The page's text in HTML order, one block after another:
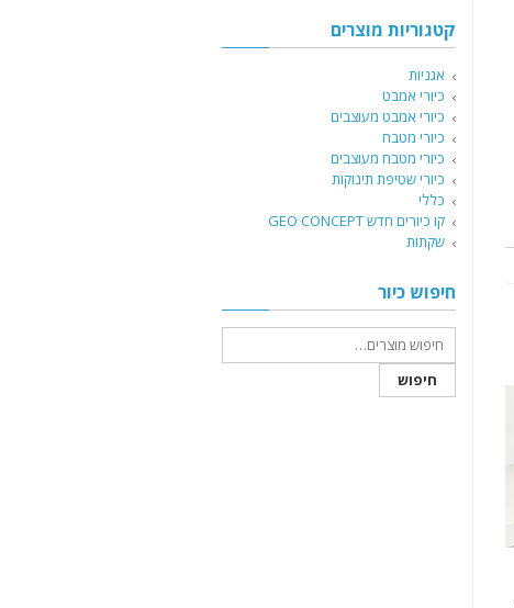
קטגוריות מוצרים
אגניות
כיורי אמבט
כיורי אמבט מעוצבים
כיורי מטבח
כיורי מטבח מעוצבים
כיורי שטיפת תינוקות
כללי
קו כיורים חדש GEO CONCEPT
שקתות
חיפוש כיור
חיפוש